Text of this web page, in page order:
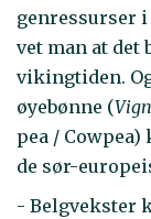
genressurser
vet man at det
vikingtiden.
øyebønne (
pea /
de sør-
- Belgvekster